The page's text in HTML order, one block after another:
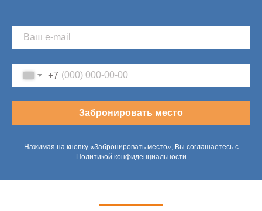
+7
Забронировать место
Нажимая на кнопку «Забронировать место», Вы соглашаетесь с
Политикой конфиденциальности